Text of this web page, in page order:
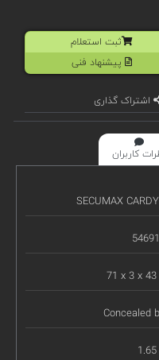
ثبت استعلام
پیشنهاد فنی
اشتراک گذاری
کاربران
SECUMAX
71 x 3 x
Concealed